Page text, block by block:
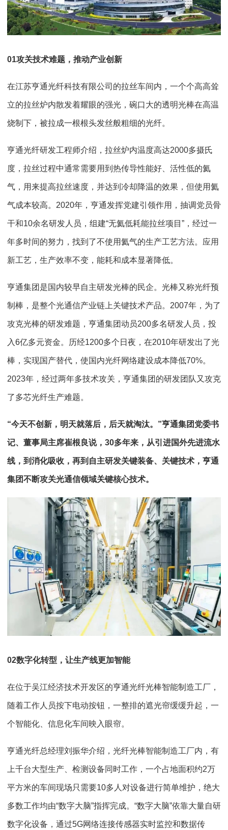
01攻关技术难题，推动产业创新
在江苏亨通光纤科技有限公司的拉丝车间内，一个个高高耸
立的拉丝炉内散发着耀眼的强光，碗口大的透明光棒在高温
烧制下，被拉成一根根头发丝般粗细的光纤。
亨通光纤研发工程师介绍，拉丝炉内温度高达2000多摄氏
度，拉丝过程中通常需要用到热传导性能好、活性低的氦
气，用来提高拉丝速度，并达到冷却降温的效果，但使用氦
气成本较高。2020年，亨通发挥党建引领作用，抽调党员骨
干和10余名研发人员，组建“无氦低耗能拉丝项目”，经过一
年多时间的努力，找到了不使用氦气的生产工艺方法。应用
新工艺，生产效率不变，能耗和成本显著降低。
亨通集团是国内较早自主研发光棒的民企。光棒又称光纤预
制棒，是整个光通信产业链上关键技术产品。2007年，为了
攻克光棒的研发难题，亨通集团动员200多名研发人员，投
入6亿多元资金。历经1200多个日夜，在2010年研发出了光
棒，实现国产替代，使国内光纤网络建设成本降低70%。
2023年，经过两年多技术攻关，亨通集团的研发团队又攻克
了多芯光纤生产难题。
“今天不创新，明天就落后，后天就淘汰。”亨通集团党委书
记、董事局主席崔根良说，30多年来，从引进国外先进流水
线，到消化吸收，再到自主研发关键装备、关键技术，亨通
集团不断攻关光通信领域关键核心技术。
02数字化转型，让生产线更加智能
在位于吴江经济技术开发区的亨通光纤光棒智能制造工厂，
随着工作人员按下电动按钮，一整排的遮光帘缓缓升起，一
个智能化、信息化车间映入眼帘。
亨通光纤总经理刘振华介绍，光纤光棒智能制造工厂内，有
上千台大型生产、检测设备同时工作，一个占地面积约2万
平方米的车间现场只需要10多人对设备进行简单维护，绝大
多数工作均由“数字大脑”指挥完成。“数字大脑”依靠大量自研
数字化设备，通过5G网络连接传感器实时监控和数据传